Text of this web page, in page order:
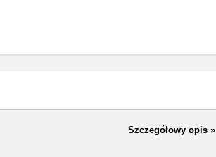
Szczegółowy opis »